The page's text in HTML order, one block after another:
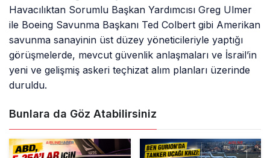
Havacılıktan Sorumlu Başkan Yardımcısı Greg Ulmer
ile Boeing Savunma Başkanı Ted Colbert gibi Amerikan
savunma sanayinin üst düzey yöneticileriyle yaptığı
görüşmelerde, mevcut güvenlik anlaşmaları ve İsrail’in
yeni ve gelişmiş askeri teçhizat alım planları üzerinde
duruldu.
Bunlara da Göz Atabilirsiniz